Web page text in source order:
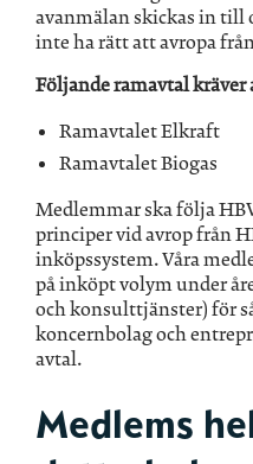
avanmälan skickas in till
inte ha rätt att avropa
Följande ramavtal
Ramavtalet Elkraft
Ramavtalet Biogas
Medlemmar ska följa
principer vid avrop från
inköpssystem. Våra
på inköpt volym under
och konsulttjänster) för
koncernbolag och
avtal.
Medlems